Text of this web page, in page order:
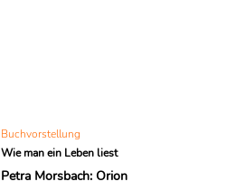
Buchvorstellung
Wie man ein Leben liest
Petra Morsbach: Orion